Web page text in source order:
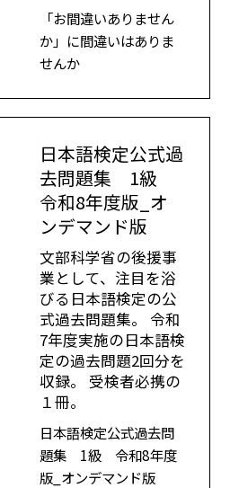
「お間違いありません
か」に間違いはありま
せんか
日本語検定公式過
去問題集 1級
令和8年度版_オ
ンデマンド版
文部科学省の後援事
業として、注目を浴
びる日本語検定の公
式過去問題集。 令和
7年度実施の日本語検
定の過去問題2回分を
収録。 受検者必携の
１冊。
日本語検定公式過去問
題集 1級 令和8年度
版_オンデマンド版